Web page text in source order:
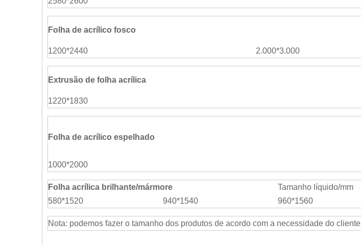
Folha de acrílico fosco
1200*2440
2.000*3.000
Extrusão de folha acrílica
1220*1830
Folha de acrílico espelhado
1000*2000
Folha acrílica brilhante/mármore Tamanho líquido/mm
580*1520
940*1540 960*1560
Nota: podemos fazer o tamanho dos produtos de acordo com a necessidade do cliente